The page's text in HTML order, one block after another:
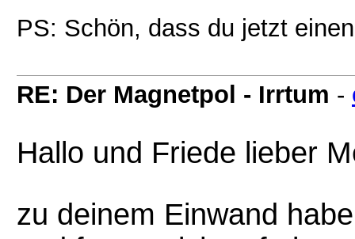
PS: Schön, dass du jetzt
RE: Der Magnetpol - Irrtum -
Hallo und Friede lieber
zu deinem Einwand